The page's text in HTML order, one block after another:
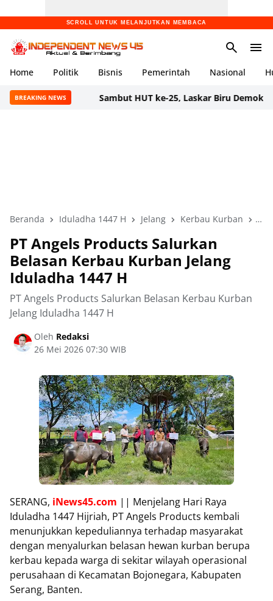
SCROLL UNTUK MELANJUTKAN MEMBACA
Home Politik Bisnis Pemerintah Nasional
BREAKING NEWSSambut HUT ke-25, Laskar Biru Demokrat Banten
Beranda Iduladha 1447 H Jelang Kerbau Kurban PT
PT Angels Products Salurkan
Belasan Kerbau Kurban Jelang
Iduladha 1447 H
PT Angels Products Salurkan Belasan Kerbau Kurban
Jelang Iduladha 1447 H
Oleh Redaksi
26 Mei 2026 07:30 WIB
SERANG, iNews45.com || Menjelang Hari Raya
Iduladha 1447 Hijriah, PT Angels Products kembali
menunjukkan kepeduliannya terhadap masyarakat
dengan menyalurkan belasan hewan kurban berupa
kerbau kepada warga di sekitar wilayah operasional
perusahaan di Kecamatan Bojonegara, Kabupaten
Serang, Banten.